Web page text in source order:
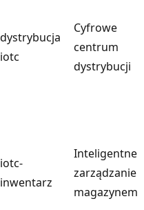
dystrybucja
iotc
Cyfrowe
centrum
dystrybucji
iotc-
inwentarz
Inteligentne
zarządzanie
magazynem